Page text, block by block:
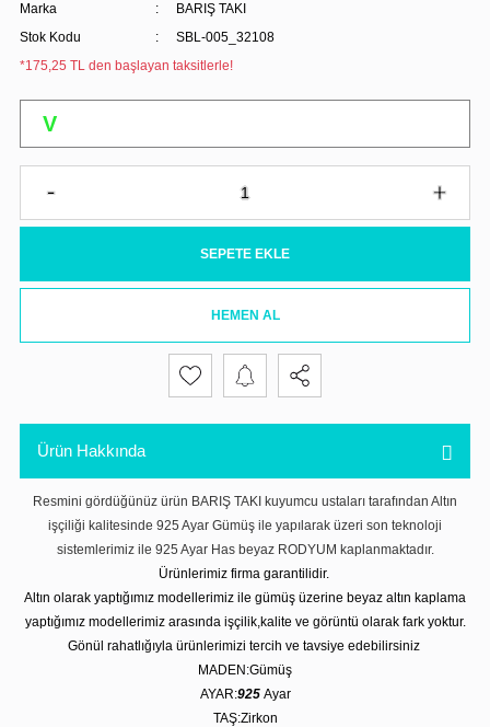
Marka
BARIŞ TAKI
Stok Kodu
SBL-005_32108
*175,25 TL den başlayan taksitlerle!
SEPETE EKLE
HEMEN AL
Ürün Hakkında
Resmini gördüğünüz ürün BARIŞ TAKI kuyumcu ustaları tarafından Altın
işçiliği kalitesinde 925 Ayar Gümüş ile yapılarak üzeri son teknoloji
sistemlerimiz ile 925 Ayar Has beyaz RODYUM kaplanmaktadır.
Ürünlerimiz firma garantilidir.
Altın olarak yaptığımız modellerimiz ile gümüş üzerine beyaz altın kaplama
yaptığımız modellerimiz arasında işçilik,kalite ve görüntü olarak fark yoktur.
Gönül rahatlığıyla ürünlerimizi tercih ve tavsiye edebilirsiniz
MADEN:Gümüş
AYAR:925 Ayar
TAŞ:Zirkon